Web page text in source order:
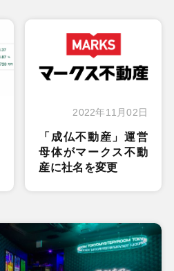
2022年11月02日
「成仏不動産」運営
母体がマークス不動
産に社名を変更